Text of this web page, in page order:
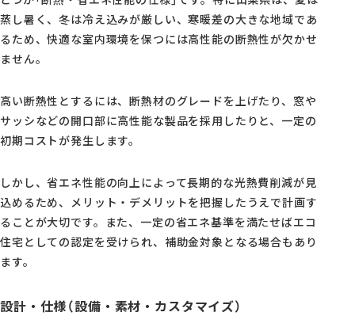
蒸し暑く、冬は冷え込みが厳しい、寒暖差の大きな地域であ
るため、快適な室内環境を保つには高性能の断熱性が欠かせ
ません。
高い断熱性とするには、断熱材のグレードを上げたり、窓や
サッシなどの開口部に高性能な製品を採用したりと、一定の
初期コストが発生します。
しかし、省エネ性能の向上によって長期的な光熱費削減が見
込めるため、メリット・デメリットを把握したうえで計画す
ることが大切です。また、一定の省エネ基準を満たせばエコ
住宅としての認定を受けられ、補助金対象となる場合もあり
ます。
設計・仕様（設備・素材・カスタマイズ）